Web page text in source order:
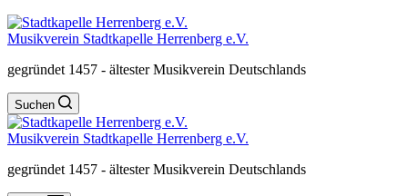
Musikverein Stadtkapelle Herrenberg e.V.
gegründet 1457 - ältester Musikverein Deutschlands
Suchen
Musikverein Stadtkapelle Herrenberg e.V.
gegründet 1457 - ältester Musikverein Deutschlands